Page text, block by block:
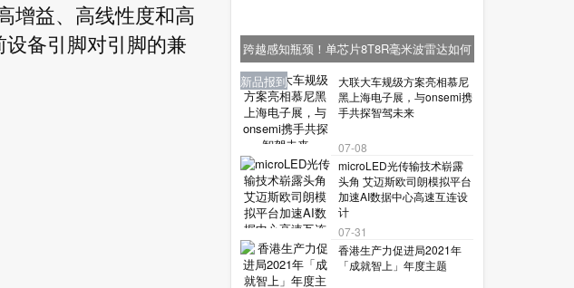
增益、高线性度和高
设备引脚对引脚的兼
跨越感知瓶颈！单芯片8T8R毫米波雷达如何
让机器人读懂复杂世界？
业界资讯
大联大车规级方案亮相慕尼
黑上海电子展，与onsemi携
手共探智驾未来
07-08
业界资讯
microLED光传输技术崭露
头角 艾迈斯欧司朗模拟平台
加速AI数据中心高速互连设
计
07-31
业界资讯
香港生产力促进局2021年
「成就智上」年度主题
新品报到
新品报到